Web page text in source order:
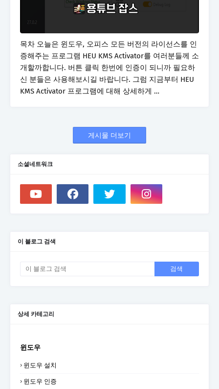
목차 오늘은 윈도우, 오피스 모든 버전의 라이선스를 인
증해주는 프로그램 HEU KMS Activator를 여러분들께 소
개할까합니다. 버튼 클릭 한번에 인증이 되니까 필요하
신 분들은 사용해보시길 바랍니다. 그럼 지금부터 HEU
KMS Activator 프로그램에 대해 상세하게 …
게시물 더보기
소셜네트워크
이 블로그 검색
상세 카테고리
윈도우
윈도우 설치
윈도우 인증